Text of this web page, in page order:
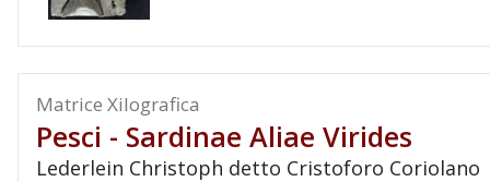
Matrice Xilografica
Pesci - Sardinae Aliae Virides
Lederlein Christoph detto Cristoforo Coriolano